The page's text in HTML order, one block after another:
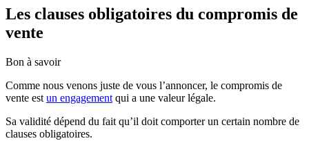
Les clauses obligatoires du compromis de
vente
Bon à savoir
Comme nous venons juste de vous l’annoncer, le compromis de
vente est un engagement qui a une valeur légale.
Sa validité dépend du fait qu’il doit comporter un certain nombre de
clauses obligatoires.